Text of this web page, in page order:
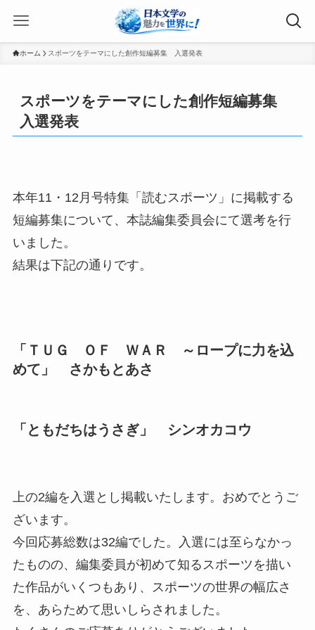
ホーム スポーツをテーマにした創作短編募集 入選発表
スポーツをテーマにした創作短編募集
入選発表
本年11・12月号特集「読むスポーツ」に掲載する
短編募集について、本誌編集委員会にて選考を行
いました。
結果は下記の通りです。
「ＴＵＧ ＯＦ ＷＡＲ ～ロープに力を込
めて」 さかもとあさ
「ともだちはうさぎ」 シンオカコウ
上の2編を入選とし掲載いたします。おめでとうご
ざいます。
今回応募総数は32編でした。入選には至らなかっ
たものの、編集委員が初めて知るスポーツを描い
た作品がいくつもあり、スポーツの世界の幅広さ
を、あらためて思いしらされました。